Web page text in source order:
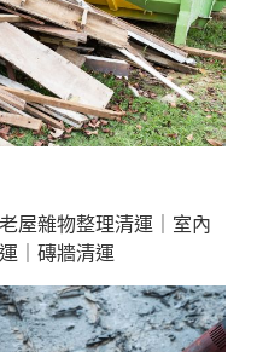
屋雜物整理清運｜室內
｜磚牆清運